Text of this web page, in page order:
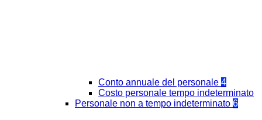
Conto annuale del personale 4
Costo personale tempo indeterminato
Personale non a tempo indeterminato 6